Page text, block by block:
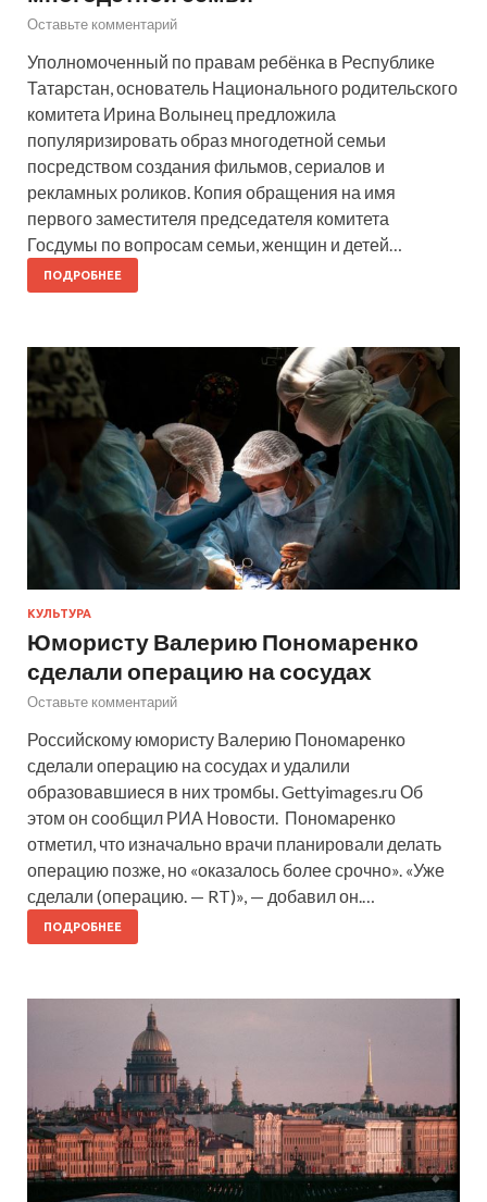
Оставьте комментарий
Уполномоченный по правам ребёнка в Республике
Татарстан, основатель Национального родительского
комитета Ирина Волынец предложила
популяризировать образ многодетной семьи
посредством создания фильмов, сериалов и
рекламных роликов. Копия обращения на имя
первого заместителя председателя комитета
Госдумы по вопросам семьи, женщин и детей…
ПОДРОБНЕЕ
КУЛЬТУРА
Юмористу Валерию Пономаренко
сделали операцию на сосудах
Оставьте комментарий
Российскому юмористу Валерию Пономаренко
сделали операцию на сосудах и удалили
образовавшиеся в них тромбы. Gettyimages.ru Об
этом он сообщил РИА Новости. Пономаренко
отметил, что изначально врачи планировали делать
операцию позже, но «оказалось более срочно». «Уже
сделали (операцию. — RT)», — добавил он.…
ПОДРОБНЕЕ